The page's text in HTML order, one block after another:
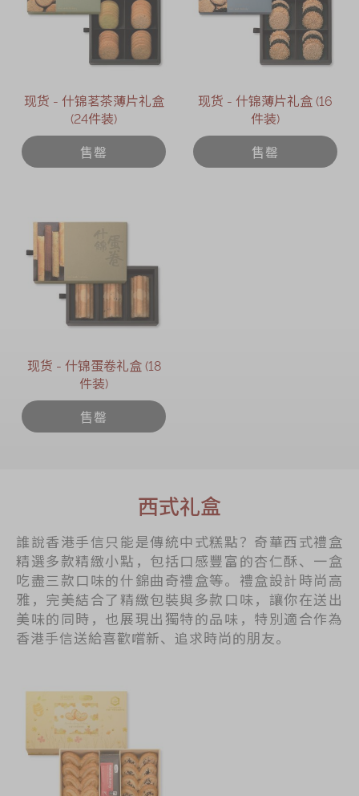
现货 - 什锦茗茶薄片礼盒
(24件装)
售罄
现货 - 什锦薄片礼盒 (16
件装)
售罄
现货 - 什锦蛋卷礼盒 (18
件装)
售罄
西式礼盒
誰說香港手信只能是傳統中式糕點？奇華西式禮盒
精選多款精緻小點，包括口感豐富的杏仁酥、一盒
吃盡三款口味的什錦曲奇禮盒等。禮盒設計時尚高
雅，完美結合了精緻包裝與多款口味，讓你在送出
美味的同時，也展現出獨特的品味，特別適合作為
香港手信送給喜歡嚐新、追求時尚的朋友。